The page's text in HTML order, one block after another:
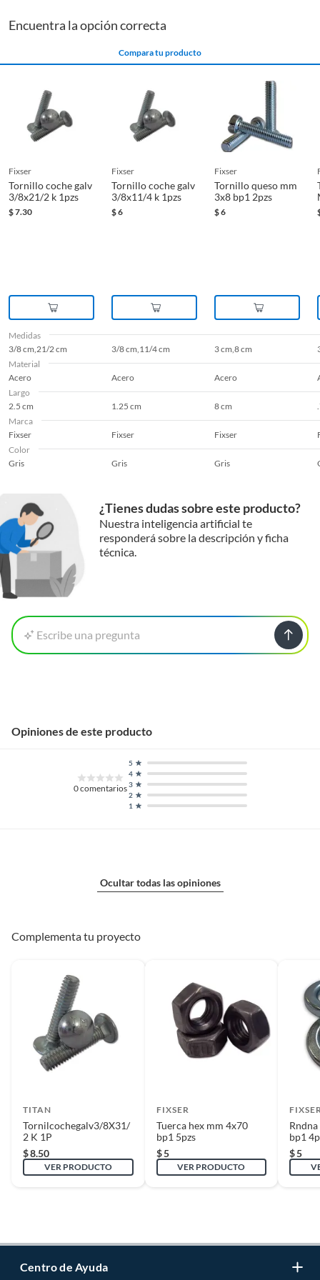
Encuentra la opción correcta
Compara tu producto
fixser
Tornillo coche galv
3/8x21/2 k 1pzs
$7.30
fixser
Tornillo coche galv
3/8x11/4 k 1pzs
$6
fixser
Tornillo queso mm
3x8 bp1 2pzs
$6
Medidas
3/8 cm,21/2 cm
3/8 cm,11/4 cm 3 cm,8 cm
Material
Acero
Acero Acero
Largo
2.5 cm
1.25 cm 8 cm
Marca
Fixser
Fixser Fixser
Color
Gris
Gris Gris
¿Tienes dudas sobre este producto?
Nuestra inteligencia artificial te
responderá sobre la descripción y ficha
técnica.
Escribe una pregunta
Opiniones de este producto
0comentarios
1
2
3
4
5
Ocultar todas las opiniones
Complementa tu proyecto
TITAN
Tornilcochegalv3/8X31/
2 K 1P
$8.50
VER PRODUCTO
FIXSER
Tuerca hex mm 4x70
bp1 5pzs
$5
VER PRODUCTO
bp1
$5
Centro de Ayuda